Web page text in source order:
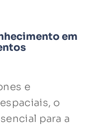
em
e
o
para a